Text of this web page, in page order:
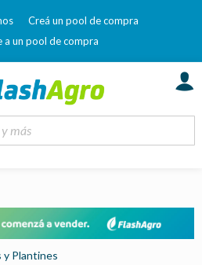
Creá un pool de compra
a un pool de compra
y Plantines